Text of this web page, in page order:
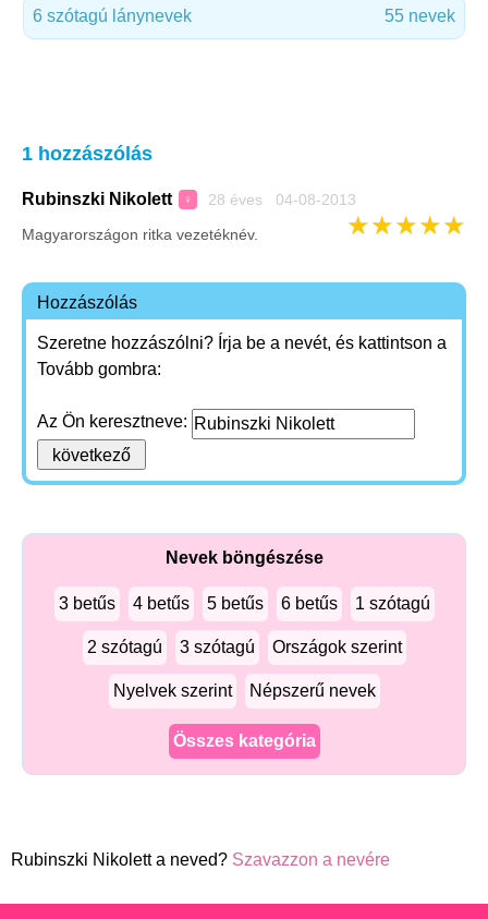
6 szótagú lánynevek 55 nevek
1 hozzászólás
Rubinszki Nikolett ♀ 28 éves 04-08-2013
★★★★★
Magyarországon ritka vezetéknév.
Hozzászólás
Szeretne hozzászólni? Írja be a nevét, és kattintson a
Tovább gombra:
Az Ön keresztneve:
Nevek böngészése
3 betűs 4 betűs 5 betűs 6 betűs 1 szótagú
2 szótagú 3 szótagú Országok szerint
Nyelvek szerint Népszerű nevek
Összes kategória
Rubinszki Nikolett a neved? Szavazzon a nevére